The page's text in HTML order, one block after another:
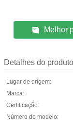
Melhor
Detalhes do produto
Lugar de origem:
Marca:
Certificação:
Número do modelo: